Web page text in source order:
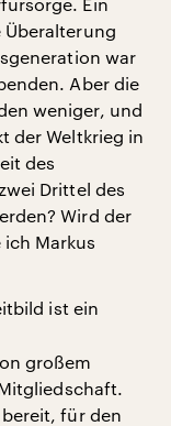
war
Aber die
weniger, und
der Weltkrieg in
des
Drittel des
Wird der
Markus
ist ein
großem
für den